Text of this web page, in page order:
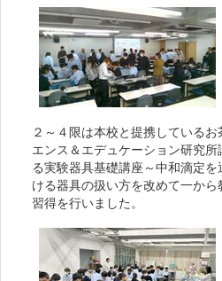
２～４限は本校と提携している
エンス＆エデュケーション研究所
る実験器具基礎講座～中和滴定
ける器具の扱い方を改めて一か
習得を行いました。